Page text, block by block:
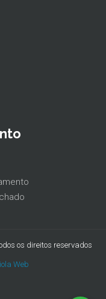
os direitos reservados
Web